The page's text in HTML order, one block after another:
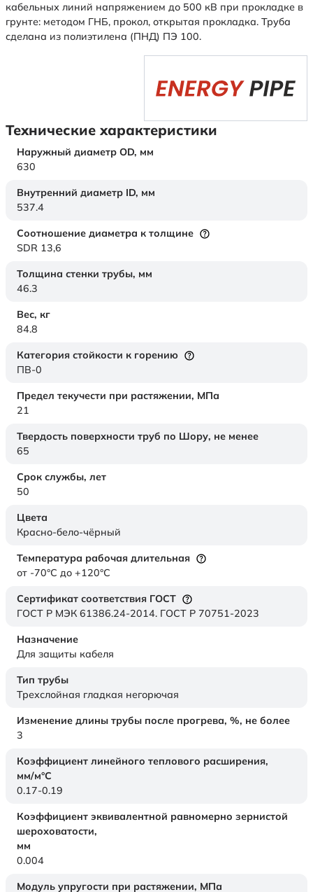
кабельных линий напряжением до 500 кВ при прокладке в
грунте: методом ГНБ, прокол, открытая прокладка. Труба
сделана из полиэтилена (ПНД) ПЭ 100.
Технические характеристики
Наружный диаметр OD, мм
630
Внутренний диаметр ID, мм
537.4
Соотношение диаметра к толщине
SDR 13,6
Толщина стенки трубы, мм
46.3
Вес, кг
84.8
Категория стойкости к горению
ПВ-0
Предел текучести при растяжении, МПа
21
Твердость поверхности труб по Шору, не менее
65
Срок службы, лет
50
Цвета
Красно-бело-чёрный
Температура рабочая длительная
от -70°C до +120°C
Сертификат соответствия ГОСТ
ГОСТ Р МЭК 61386.24-2014. ГОСТ Р 70751-2023
Назначение
Для защиты кабеля
Тип трубы
Трехслойная гладкая негорючая
Изменение длины трубы после прогрева, %, не более
3
Коэффициент линейного теплового расширения,
мм/м°С
0.17-0.19
Коэффициент эквивалентной равномерно зернистой
шероховатости,
мм
0.004
Модуль упругости при растяжении, МПа